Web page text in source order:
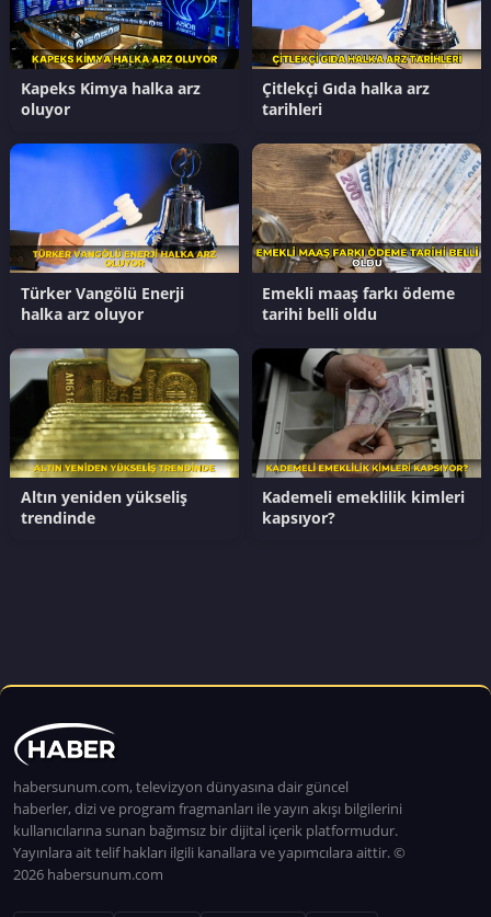
Kapeks Kimya halka arz
oluyor
Çitlekçi Gıda halka arz
tarihleri
Türker Vangölü Enerji
halka arz oluyor
Emekli maaş farkı ödeme
tarihi belli oldu
Altın yeniden yükseliş
trendinde
Kademeli emeklilik kimleri
kapsıyor?
habersunum.com, televizyon dünyasına dair güncel
haberler, dizi ve program fragmanları ile yayın akışı bilgilerini
kullanıcılarına sunan bağımsız bir dijital içerik platformudur.
Yayınlara ait telif hakları ilgili kanallara ve yapımcılara aittir. ©
2026 habersunum.com